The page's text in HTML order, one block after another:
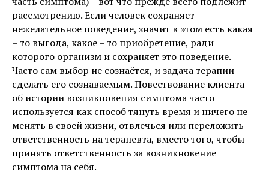
рассмотрению. Если человек сохраняет
нежелательное поведение, значит в этом есть какая
– то выгода, какое – то приобретение, ради
которого организм и сохраняет это поведение.
Часто сам выбор не сознаётся, и задача терапии –
сделать его сознаваемым. Повествование клиента
об истории возникновения симптома часто
используется как способ тянуть время и ничего не
менять в своей жизни, отвлечься или переложить
ответственность на терапевта, вместо того, чтобы
принять ответственность за возникновение
симптома на себя.